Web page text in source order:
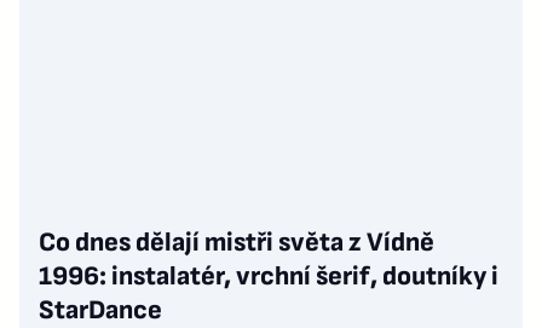
Co dnes dělají mistři světa z Vídně
1996: instalatér, vrchní šerif, doutníky i
StarDance